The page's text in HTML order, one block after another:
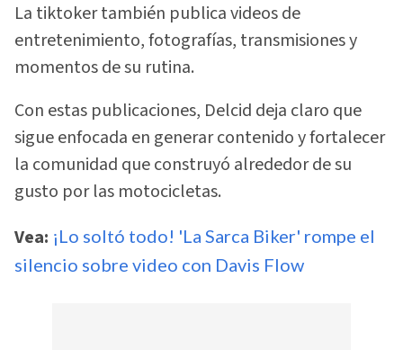
La tiktoker también publica videos de
entretenimiento, fotografías, transmisiones y
momentos de su rutina.
Con estas publicaciones, Delcid deja claro que
sigue enfocada en generar contenido y fortalecer
la comunidad que construyó alrededor de su
gusto por las motocicletas.
Vea: ¡Lo soltó todo! 'La Sarca Biker' rompe el
silencio sobre video con Davis Flow